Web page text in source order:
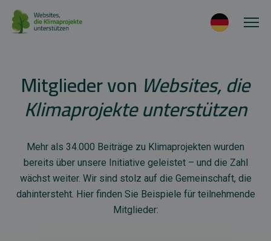
Mitglieder von Websites, die
Klimaprojekte unterstützen
Mehr als 34.000 Beiträge zu Klimaprojekten wurden
bereits über unsere Initiative geleistet – und die Zahl
wächst weiter. Wir sind stolz auf die Gemeinschaft, die
dahintersteht. Hier finden Sie Beispiele für teilnehmende
Mitglieder: